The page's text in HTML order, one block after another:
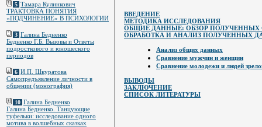
ВВЕДЕНИЕ
МЕТОДИКА ИССЛЕДОВАНИЯ
ОБЩИЕ ДАННЫЕ: ОБЗОР ПОЛУЧЕННЫХ
ОБРАБОТКА И АНАЛИЗ ПОЛУЧЕННЫХ
Анализ общих данных
Сравнение мужчин и женщин
Сравнение молодежи и людей
ВЫВОДЫ
ЗАКЛЮЧЕНИЕ
СПИСОК ЛИТЕРАТУРЫ
5 Тамара Кулинкович
ТРАКТОВКА ПОНЯТИЯ
«ПОДЧИНЕНИЕ» В ПСИХОЛОГИИ
3 Галина Бедненко
Бедненко Г.Б. Вызовы и Ответы
подросткового и юношеского
периодов
6 И.П. Шкуратова
Самопредъявление личности в
общении (монография)
10 Галина Бедненко
Галина Бедненко. Танцующие
туфельки: исследование одного
мотива в волшебных сказках